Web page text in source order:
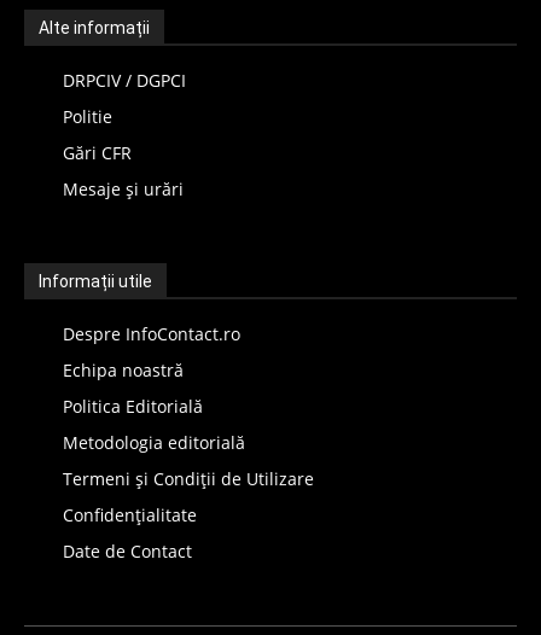
Alte informații
DRPCIV / DGPCI
Politie
Gări CFR
Mesaje și urări
Informații utile
Despre InfoContact.ro
Echipa noastră
Politica Editorială
Metodologia editorială
Termeni și Condiții de Utilizare
Confidențialitate
Date de Contact